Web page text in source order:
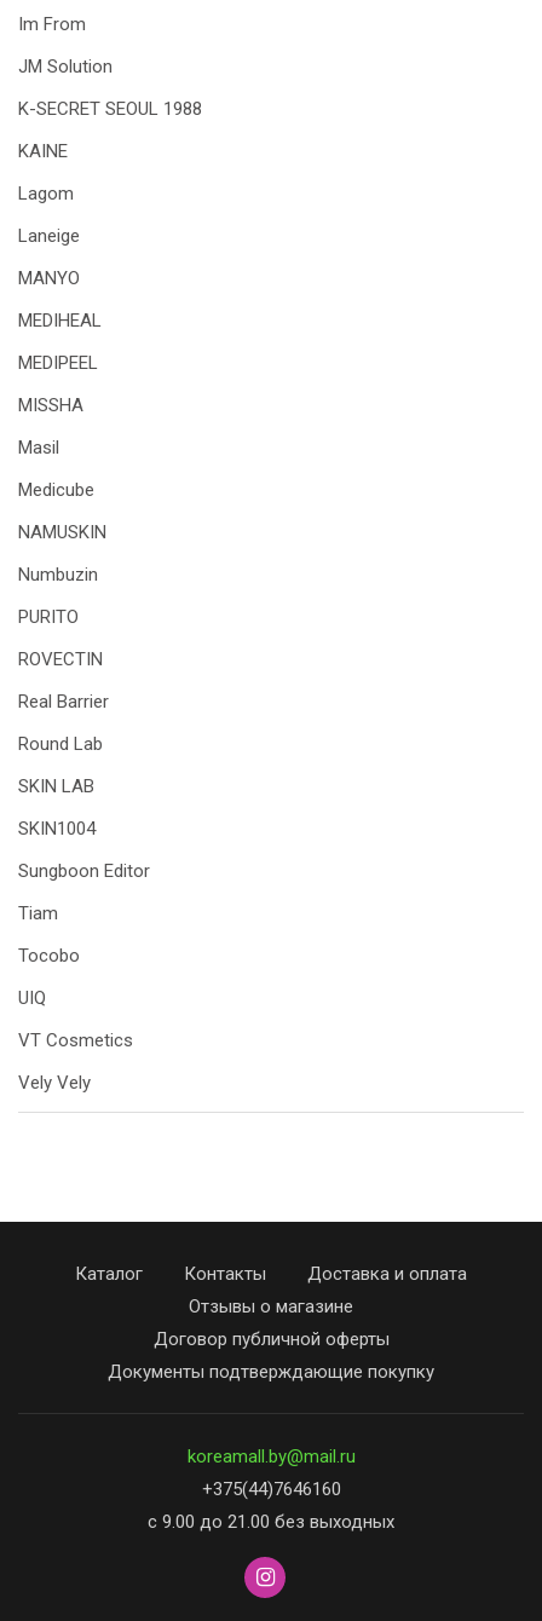
Im From
JM Solution
K-SECRET SEOUL 1988
KAINE
Lagom
Laneige
MANYO
MEDIHEAL
MEDIPEEL
MISSHA
Masil
Medicube
NAMUSKIN
Numbuzin
PURITO
ROVECTIN
Real Barrier
Round Lab
SKIN LAB
SKIN1004
Sungboon Editor
Tiam
Tocobo
UIQ
VT Cosmetics
Vely Vely
Каталог Контакты
Доставка и оплата
Отзывы о магазине
Договор публичной оферты
Документы подтверждающие покупку
koreamall.by@mail.ru
+375(44)7646160
с 9.00 до 21.00 без выходных